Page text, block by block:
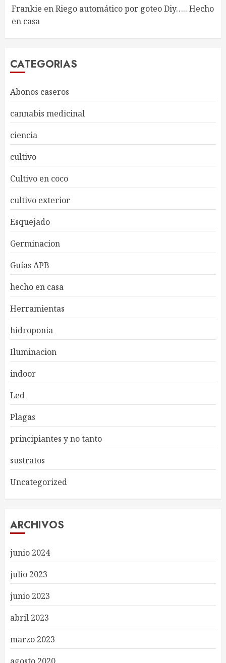
Frankie enRiego automático por goteo Diy….. Hecho
en casa
CATEGORIAS
Abonos caseros
cannabis medicinal
ciencia
cultivo
Cultivo en coco
cultivo exterior
Esquejado
Germinacion
Guías APB
hecho en casa
Herramientas
hidroponia
Iluminacion
indoor
Led
Plagas
principiantes y no tanto
sustratos
Uncategorized
ARCHIVOS
junio 2024
julio 2023
junio 2023
abril 2023
marzo 2023